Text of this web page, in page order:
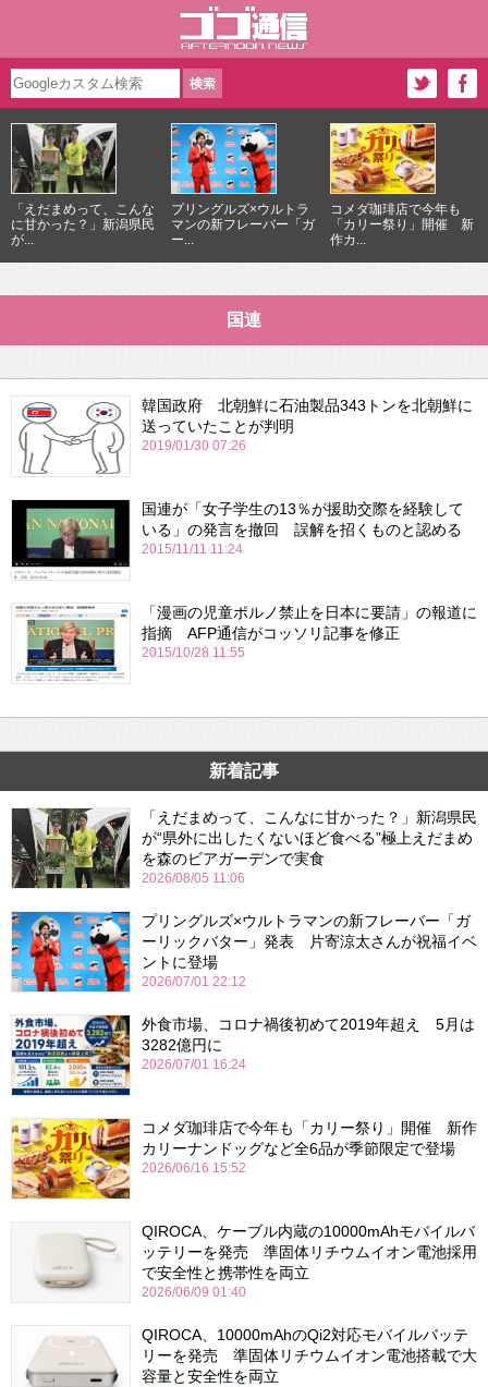
「えだまめって、こんな
に甘かった？」新潟県民
が...
プリングルズ×ウルトラ
マンの新フレーバー「ガ
ー...
コメダ珈琲店で今年も
「カリー祭り」開催 新
作カ...
国連
韓国政府 北朝鮮に石油製品343トンを北朝鮮に
送っていたことが判明
2019/01/30 07:26
国連が「女子学生の13％が援助交際を経験して
いる」の発言を撤回 誤解を招くものと認める
2015/11/11 11:24
「漫画の児童ポルノ禁止を日本に要請」の報道に
指摘 AFP通信がコッソリ記事を修正
2015/10/28 11:55
新着記事
「えだまめって、こんなに甘かった？」新潟県民
が“県外に出したくないほど食べる”極上えだまめ
を森のビアガーデンで実食
2026/08/05 11:06
プリングルズ×ウルトラマンの新フレーバー「ガ
ーリックバター」発表 片寄涼太さんが祝福イベ
ントに登場
2026/07/01 22:12
外食市場、コロナ禍後初めて2019年超え 5月は
3282億円に
2026/07/01 16:24
コメダ珈琲店で今年も「カリー祭り」開催 新作
カリーナンドッグなど全6品が季節限定で登場
2026/06/16 15:52
QIROCA、ケーブル内蔵の10000mAhモバイルバ
ッテリーを発売 準固体リチウムイオン電池採用
で安全性と携帯性を両立
2026/06/09 01:40
QIROCA、10000mAhのQi2対応モバイルバッテ
リーを発売 準固体リチウムイオン電池搭載で大
容量と安全性を両立